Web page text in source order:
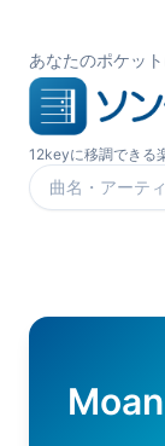
あなたのポケッ
12keyに移調できる
楽曲を検索